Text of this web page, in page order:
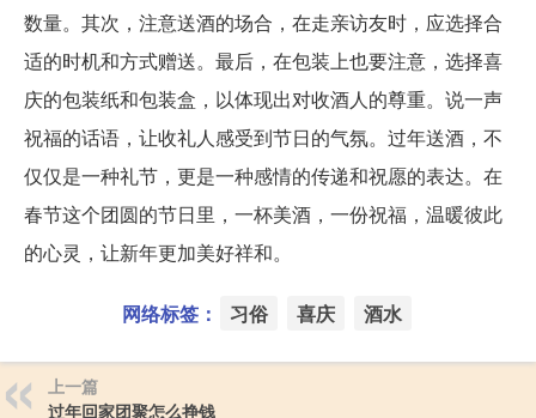
数量。其次，注意送酒的场合，在走亲访友时，应选择合
适的时机和方式赠送。最后，在包装上也要注意，选择喜
庆的包装纸和包装盒，以体现出对收酒人的尊重。说一声
祝福的话语，让收礼人感受到节日的气氛。过年送酒，不
仅仅是一种礼节，更是一种感情的传递和祝愿的表达。在
春节这个团圆的节日里，一杯美酒，一份祝福，温暖彼此
的心灵，让新年更加美好祥和。
网络标签： 习俗 喜庆 酒水
上一篇
过年回家团聚怎么挣钱